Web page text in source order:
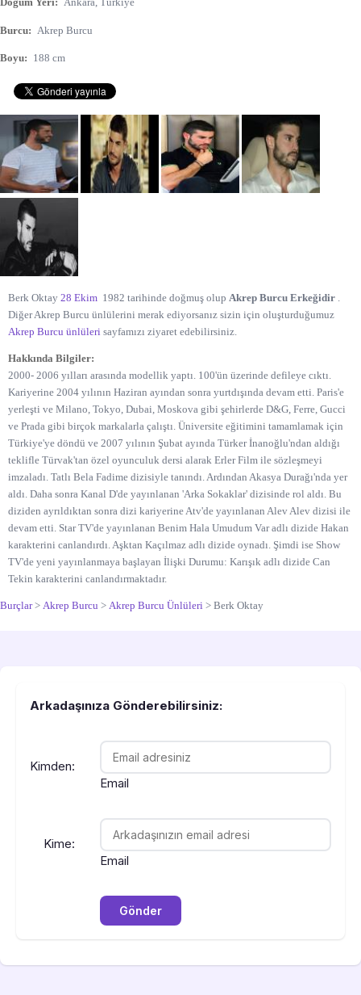
Burcu: Akrep Burcu
Boyu: 188 cm
Berk Oktay 28 Ekim 1982 tarihinde doğmuş olup Akrep Burcu Erkeğidir .
Diğer Akrep Burcu ünlülerini merak ediyorsanız sizin için oluşturduğumuz
Akrep Burcu ünlüleri sayfamızı ziyaret edebilirsiniz.
Hakkında Bilgiler:
2000- 2006 yılları arasında modellik yaptı. 100'ün üzerinde defileye cıktı.
Kariyerine 2004 yılının Haziran ayından sonra yurtdışında devam etti. Paris'e
yerleşti ve Milano, Tokyo, Dubai, Moskova gibi şehirlerde D&G, Ferre, Gucci
ve Prada gibi birçok markalarla çalıştı. Üniversite eğitimini tamamlamak için
Türkiye'ye döndü ve 2007 yılının Şubat ayında Türker İnanoğlu'ndan aldığı
teklifle Türvak'tan özel oyunculuk dersi alarak Erler Film ile sözleşmeyi
imzaladı. Tatlı Bela Fadime dizisiyle tanındı. Ardından Akasya Durağı'nda yer
aldı. Daha sonra Kanal D'de yayınlanan 'Arka Sokaklar' dizisinde rol aldı. Bu
diziden ayrıldıktan sonra dizi kariyerine Atv'de yayınlanan Alev Alev dizisi ile
devam etti. Star TV'de yayınlanan Benim Hala Umudum Var adlı dizide Hakan
karakterini canlandırdı. Aşktan Kaçılmaz adlı dizide oynadı. Şimdi ise Show
TV'de yeni yayınlanmaya başlayan İlişki Durumu: Karışık adlı dizide Can
Tekin karakterini canlandırmaktadır.
Burçlar > Akrep Burcu > Akrep Burcu Ünlüleri > Berk Oktay
Arkadaşınıza Gönderebilirsiniz:
Kimden:
Email
Kime:
Email